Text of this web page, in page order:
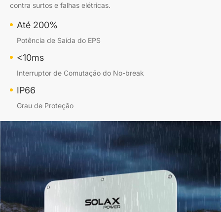
contra surtos e falhas elétricas.
Até 200%
Potência de Saída do EPS
<10ms
Interruptor de Comutação do No-break
IP66
Grau de Proteção